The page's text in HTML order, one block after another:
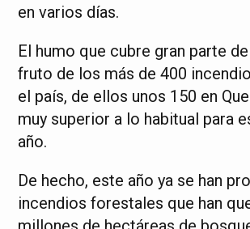
en varios días.
El humo que cubre gran parte
fruto de los más de 400
el país, de ellos unos 150 en
muy superior a lo habitual para
año.
De hecho, este año ya se han
incendios forestales que han